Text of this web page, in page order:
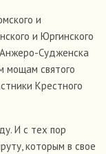
и
и Юргинского
Анжеро-Судженска
мощам святого
Крестного
И с тех пор
которым в свое